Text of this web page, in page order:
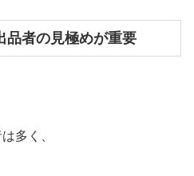
品者の見極めが重要
多く、